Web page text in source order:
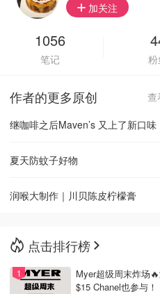
加关注
1056
笔记 粉
作者的更多原创
查
继咖啡之后Maven’s 又上了新口味
夏天防蚊子好物
润喉大制作｜川贝陈皮柠檬膏
点击排行榜
Myer超级周末炸场
$15 Chanel也参与！